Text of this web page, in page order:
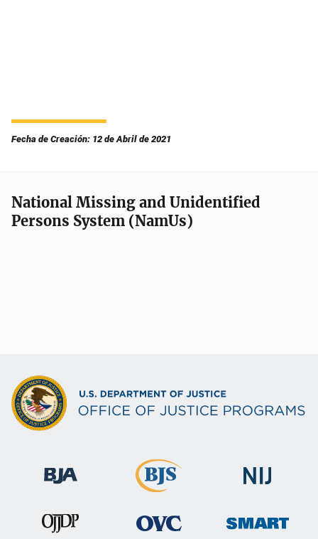
Fecha de Creación: 12 de Abril de 2021
National Missing and Unidentified
Persons System (NamUs)